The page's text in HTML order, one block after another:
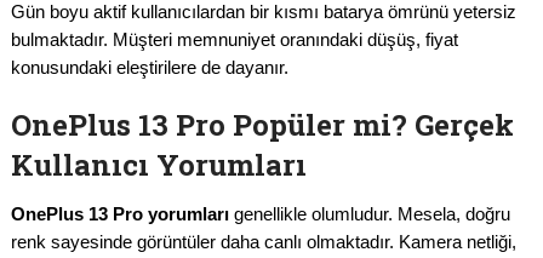
Gün boyu aktif kullanıcılardan bir kısmı batarya ömrünü yetersiz
bulmaktadır. Müşteri memnuniyet oranındaki düşüş, fiyat
konusundaki eleştirilere de dayanır.
OnePlus 13 Pro Popüler mi? Gerçek
Kullanıcı Yorumları
OnePlus 13 Pro yorumları genellikle olumludur. Mesela, doğru
renk sayesinde görüntüler daha canlı olmaktadır. Kamera netliği,